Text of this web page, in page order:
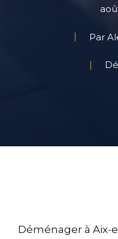
Par
Déménager à Aix-